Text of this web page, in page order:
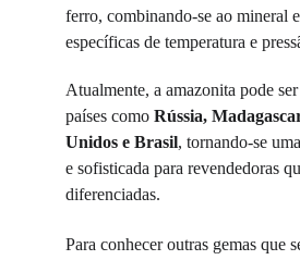
ferro, combinando-se ao mineral
específicas de temperatura e
Atualmente, a amazonita pode
países como Rússia,
Unidos e Brasil, tornando-se
e sofisticada para revendedoras
diferenciadas.
Para conhecer outras gemas que